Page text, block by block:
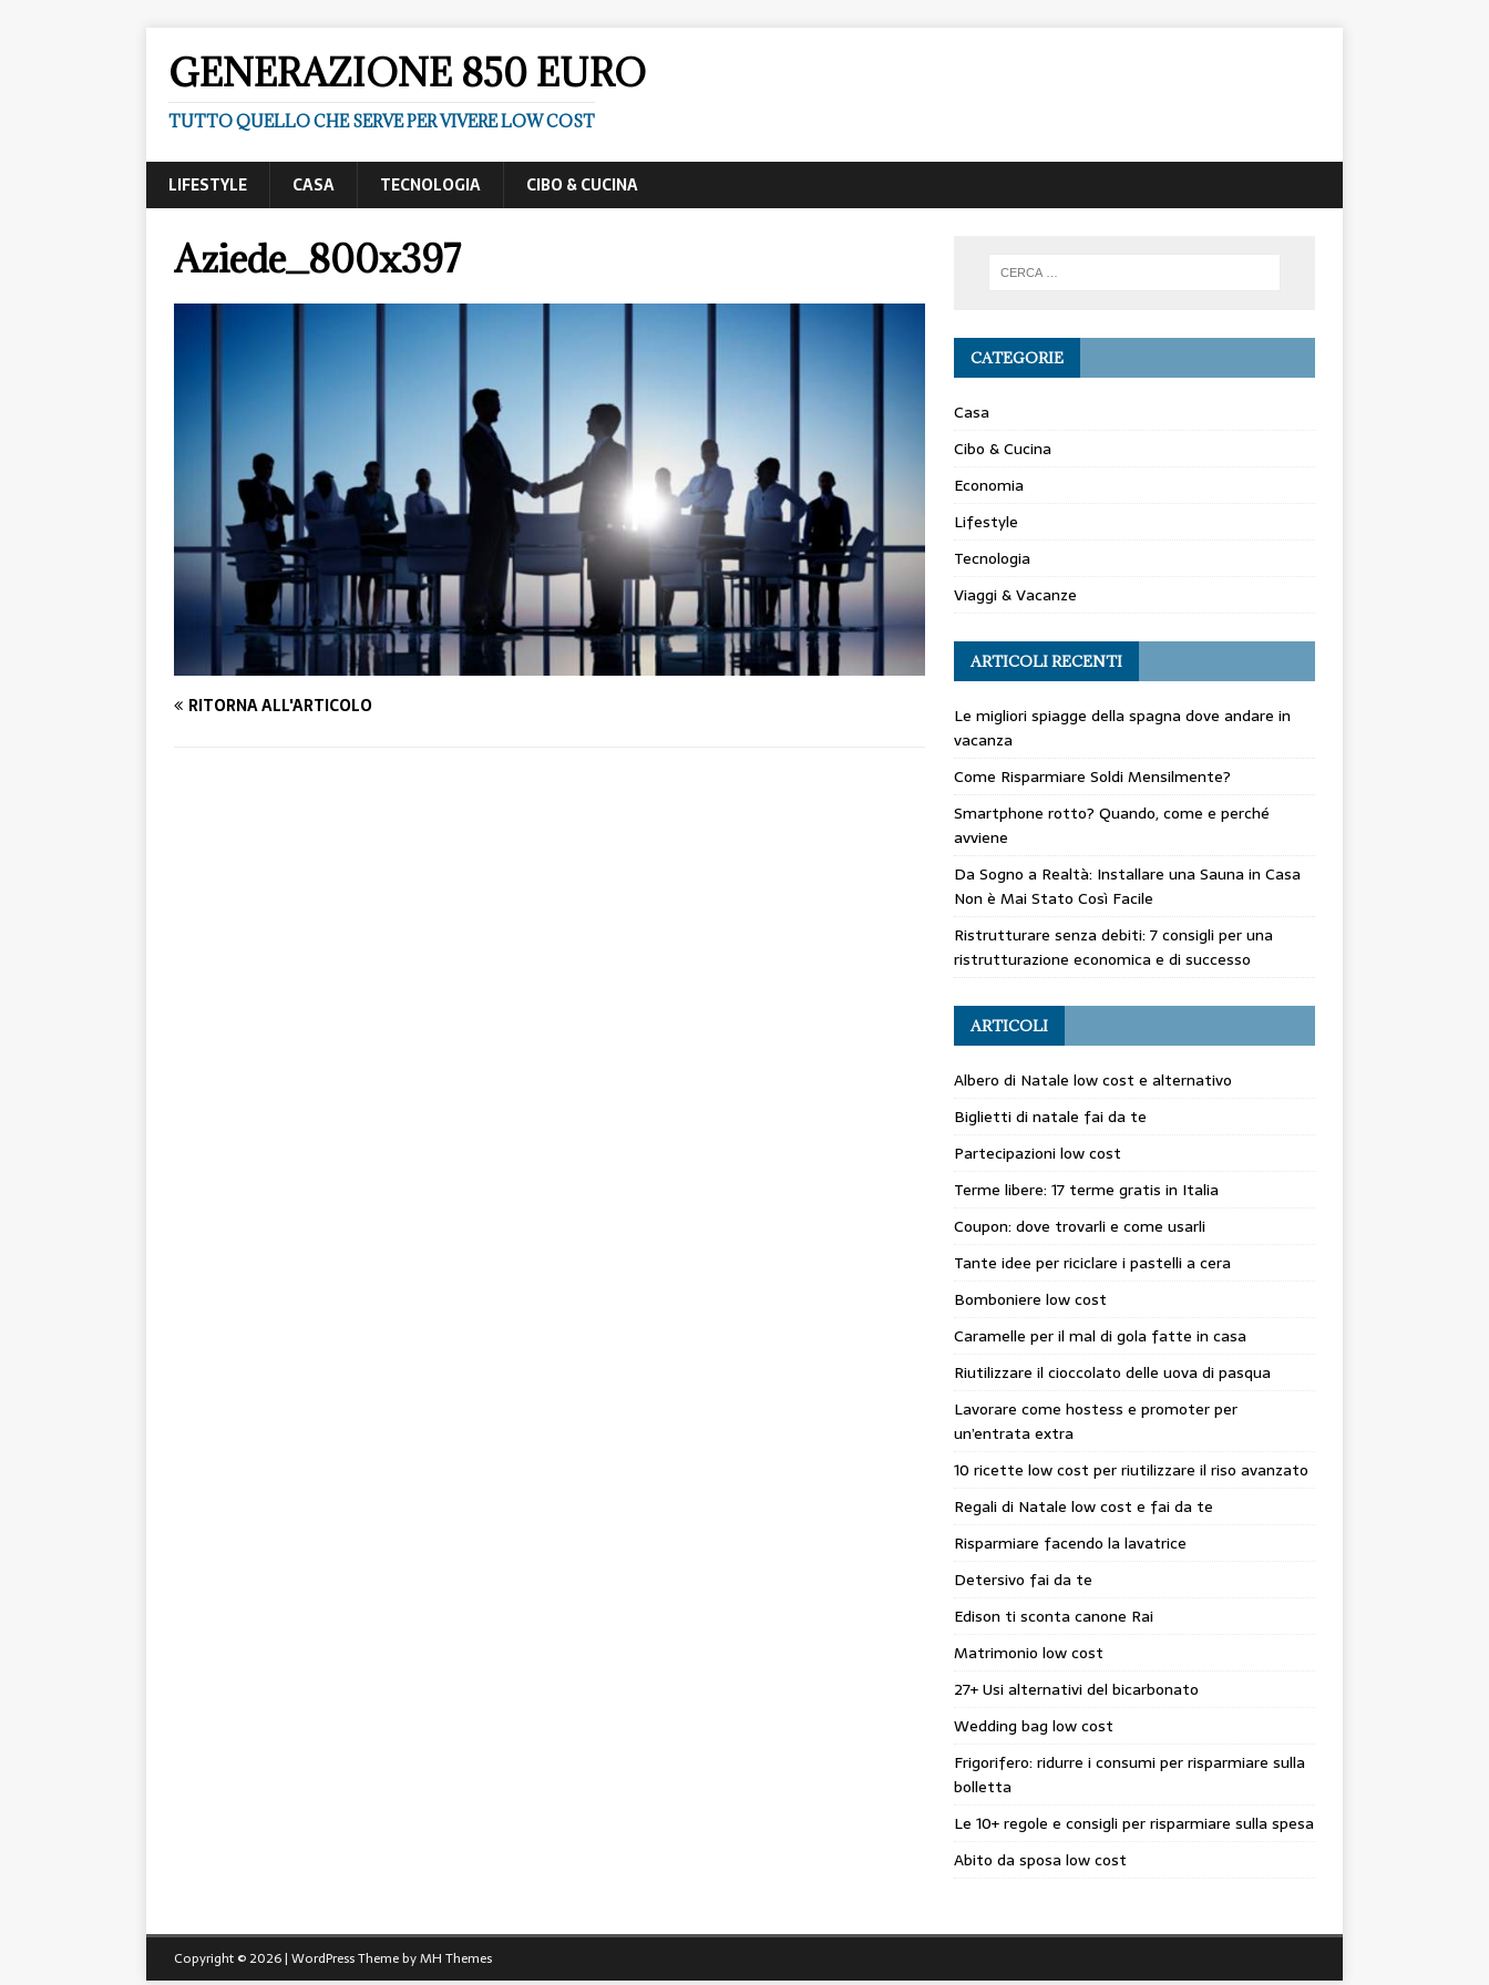
GENERAZIONE 850 EURO
TUTTO QUELLO CHE SERVE PER VIVERE LOW COST
LIFESTYLE CASA TECNOLOGIA CIBO & CUCINA
Aziede_800x397
RITORNA ALL'ARTICOLO
CATEGORIE
Casa
Cibo & Cucina
Economia
Lifestyle
Tecnologia
Viaggi & Vacanze
ARTICOLI RECENTI
Le migliori spiagge della spagna dove andare in
vacanza
Come Risparmiare Soldi Mensilmente?
Smartphone rotto? Quando, come e perché
avviene
Da Sogno a Realtà: Installare una Sauna in Casa
Non è Mai Stato Così Facile
Ristrutturare senza debiti: 7 consigli per una
ristrutturazione economica e di successo
ARTICOLI
Albero di Natale low cost e alternativo
Biglietti di natale fai da te
Partecipazioni low cost
Terme libere: 17 terme gratis in Italia
Coupon: dove trovarli e come usarli
Tante idee per riciclare i pastelli a cera
Bomboniere low cost
Caramelle per il mal di gola fatte in casa
Riutilizzare il cioccolato delle uova di pasqua
Lavorare come hostess e promoter per
un’entrata extra
10 ricette low cost per riutilizzare il riso avanzato
Regali di Natale low cost e fai da te
Risparmiare facendo la lavatrice
Detersivo fai da te
Edison ti sconta canone Rai
Matrimonio low cost
27+ Usi alternativi del bicarbonato
Wedding bag low cost
Frigorifero: ridurre i consumi per risparmiare sulla
bolletta
Le 10+ regole e consigli per risparmiare sulla spesa
Abito da sposa low cost
Copyright © 2026 | WordPress Theme byMH Themes